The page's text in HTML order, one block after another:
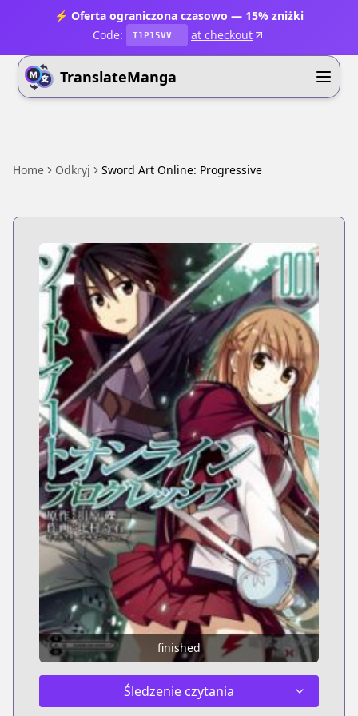
⚡ Oferta ograniczona czasowo — 15% zniżki
Code:
T1P15VV at checkout
TranslateManga
Home Odkryj Sword Art Online: Progressive
finished
Śledzenie czytania